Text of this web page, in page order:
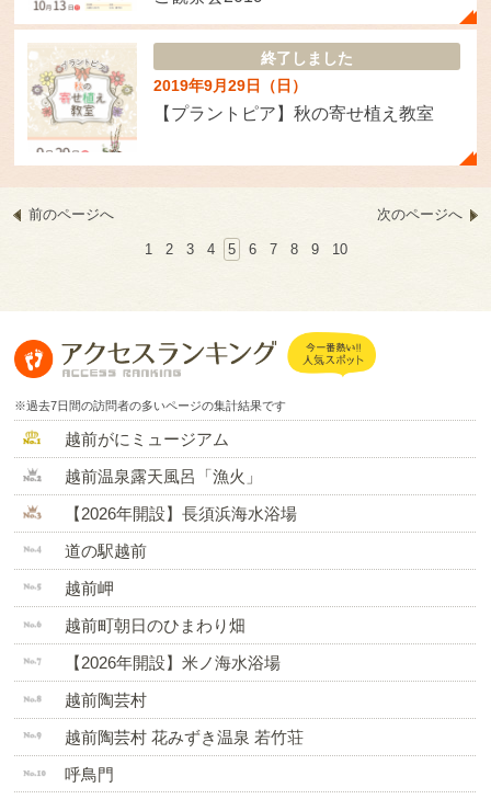
※過去7日間の訪問者の多いページの集計結果です
越前がにミュージアム
越前温泉露天風呂「漁火」
【2026年開設】長須浜海水浴場
道の駅越前
越前岬
越前町朝日のひまわり畑
【2026年開設】米ノ海水浴場
越前陶芸村
越前陶芸村 花みずき温泉 若竹荘
呼鳥門
終了しました
2019年9月29日（日）
【プラントピア】秋の寄せ植え教室
前のページへ
1 2 3 4 5 6 7 8 9 10
次のページへ